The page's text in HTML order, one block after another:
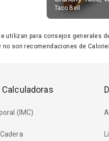
Taco Bell
utilizan para consejos generales
son recomendaciones de
(IMC)